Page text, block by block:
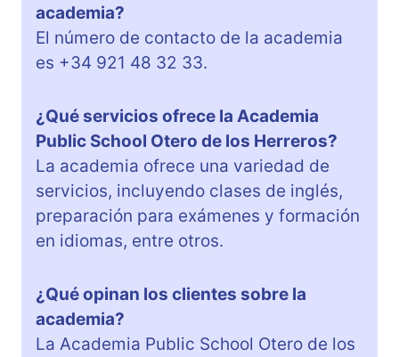
academia?
El número de contacto de la academia
es +34 921 48 32 33.
¿Qué servicios ofrece la Academia
Public School Otero de los Herreros?
La academia ofrece una variedad de
servicios, incluyendo clases de inglés,
preparación para exámenes y formación
en idiomas, entre otros.
¿Qué opinan los clientes sobre la
academia?
La Academia Public School Otero de los